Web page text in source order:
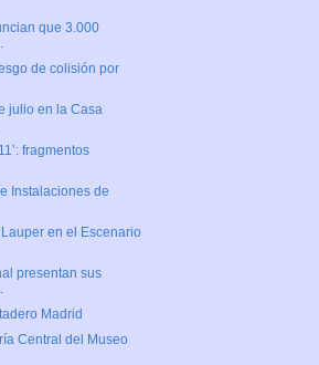
que 3.000
de colisión por
julio en la Casa
fragmentos
Instalaciones de
en el Escenario
presentan sus
Madrid
Central del Museo